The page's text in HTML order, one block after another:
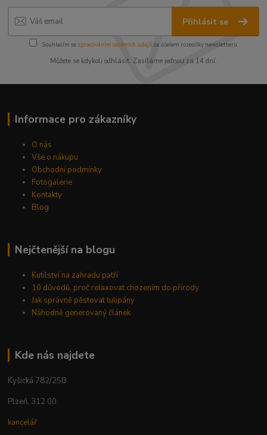
Přihlásit se
Souhlasím se zpracováním osobních údajůza účelem rozesílky newsletteru.
Můžete se kdykoli odhlásit. Zasíláme jednou za 14 dní.
Informace pro zákazníky
O nás
Vše o nákupu
Obchodní podmínky
Fotogalerie
Kontakty
Blog
Nejčtenější na blogu
Kutilství na zahradu patří
10 důvodů, proč relaxovat chozením do přírody
Jak správně pěstovat tulipány
Náhodně generovaný článek
Kde nás najdete
Kyšická 782/25B
Plzeň, 312 00
kancelář